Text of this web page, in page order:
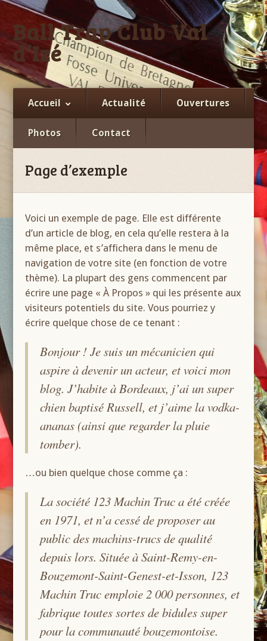
Ball Trap Club Val
d’Izé
Facebook
Accueil Actualité Ouvertures
Photos Contact
Page d’exemple
Voici un exemple de page. Elle est différente
d’un article de blog, en cela qu’elle restera à la
même place, et s’affichera dans le menu de
navigation de votre site (en fonction de votre
thème). La plupart des gens commencent par
écrire une page « À Propos » qui les présente aux
visiteurs potentiels du site. Vous pourriez y
écrire quelque chose de ce tenant :
Bonjour ! Je suis un mécanicien qui
aspire à devenir un acteur, et voici mon
blog. J’habite à Bordeaux, j’ai un super
chien baptisé Russell, et j’aime la vodka-
ananas (ainsi que regarder la pluie
tomber).
…ou bien quelque chose comme ça :
La société 123 Machin Truc a été créée
en 1971, et n’a cessé de proposer au
public des machins-trucs de qualité
depuis lors. Située à Saint-Remy-en-
Bouzemont-Saint-Genest-et-Isson, 123
Machin Truc emploie 2 000 personnes, et
fabrique toutes sortes de bidules super
pour la communauté bouzemontoise.